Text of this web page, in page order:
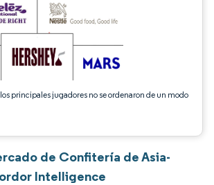
principales jugadores no se ordenaron de un modo
de Confitería de Asia-
Intelligence